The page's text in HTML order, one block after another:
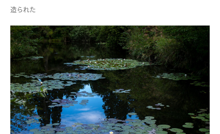
造られた